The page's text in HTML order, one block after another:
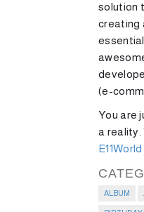
solution
creating
(e-
You are
a reality.
E11World
ALBUM